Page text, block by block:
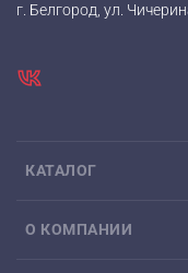
КАТАЛОГ
О КОМПАНИИ
г. Белгород, ул.